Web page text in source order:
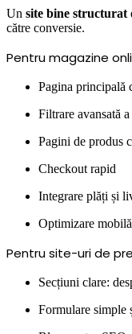
Un site bine structurat
către conversie.
Pentru magazine
Pagina principală
Filtrare avansată
Pagini de produs
Checkout rapid
Integrare plăți și
Optimizare mobilă
Pentru site-uri de
Secțiuni clare:
Formulare simple